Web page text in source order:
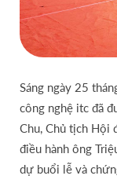
Sáng ngày 25
công nghệ itc đã
Chu, Chủ tịch Hội
điều hành ông
dự buổi lễ và